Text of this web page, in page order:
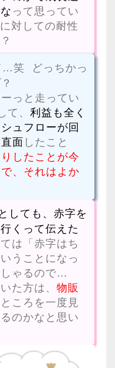
って思ってい
対しての耐性
笑 どっちかっ
っと走ってい
て、 利益も全く
ュフローが回
面 したこと
したことが今
、それはよか
しても、赤字を
くって伝えた
は「赤字はち
うことになっ
ゃるので…
た方は、 物販
ころを一度見
のかなと思い